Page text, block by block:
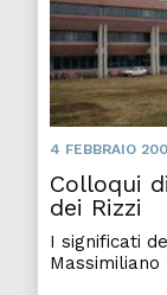
4 FEBBRAIO
Colloqui
dei Rizzi
I significati
Massimiliano